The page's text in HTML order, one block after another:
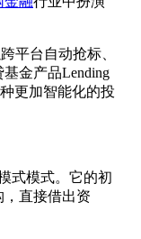
平台自动抢标、
金产品Lending
更加智能化的投
式模式。它的初
直接借出资